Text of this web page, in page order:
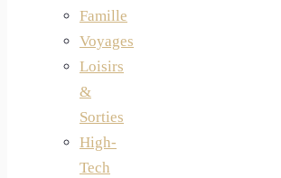
Famille
Voyages
Loisirs
&
Sorties
High-
Tech